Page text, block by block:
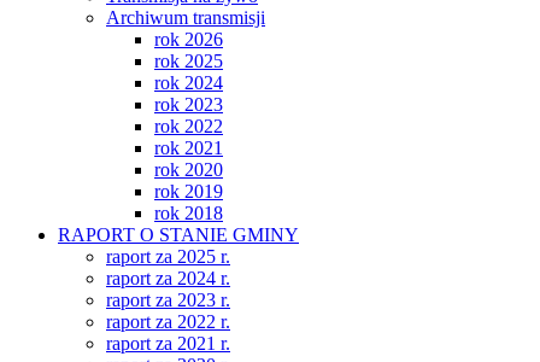
Archiwum transmisji
rok 2026
rok 2025
rok 2024
rok 2023
rok 2022
rok 2021
rok 2020
rok 2019
rok 2018
RAPORT O STANIE GMINY
raport za 2025 r.
raport za 2024 r.
raport za 2023 r.
raport za 2022 r.
raport za 2021 r.